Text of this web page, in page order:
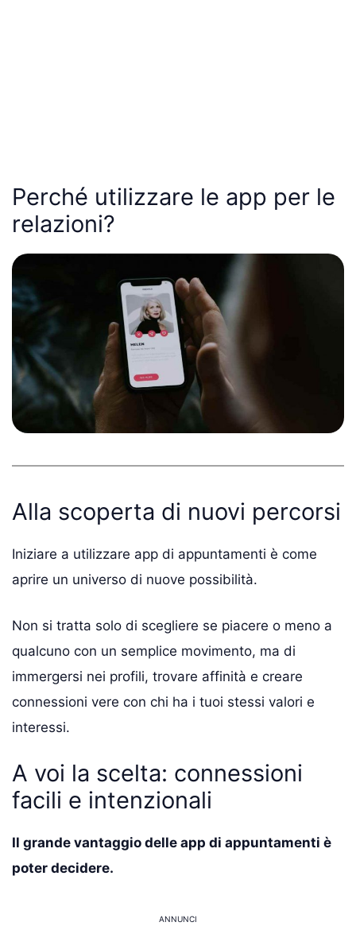
Perché utilizzare le app per le
relazioni?
Alla scoperta di nuovi percorsi
Iniziare a utilizzare app di appuntamenti è come
aprire un universo di nuove possibilità.
Non si tratta solo di scegliere se piacere o meno a
qualcuno con un semplice movimento, ma di
immergersi nei profili, trovare affinità e creare
connessioni vere con chi ha i tuoi stessi valori e
interessi.
A voi la scelta: connessioni
facili e intenzionali
Il grande vantaggio delle app di appuntamenti è
poter decidere.
ANNUNCI